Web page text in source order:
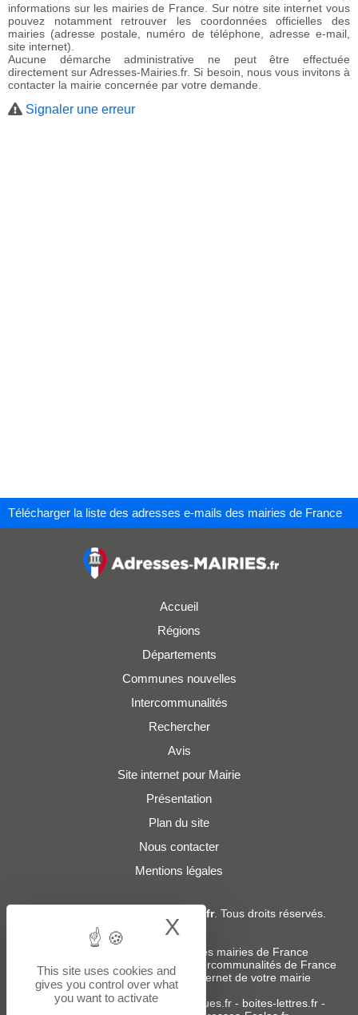
informations sur les mairies de France. Sur notre site internet vous
pouvez notamment retrouver les coordonnées officielles des
mairies (adresse postale, numéro de téléphone, adresse e-mail,
site internet).
Aucune démarche administrative ne peut être effectuée
directement sur Adresses-Mairies.fr. Si besoin, nous vous invitons à
contacter la mairie concernée par votre demande.
Signaler une erreur
Télécharger la liste des adresses e-mails des mairies de France
Accueil
Régions
Départements
Communes nouvelles
Intercommunalités
Rechercher
Avis
Site internet pour Mairie
Présentation
Plan du site
Nous contacter
Mentions légales
Adresses-Mairies.fr. Tous droits réservés.
Services :
Liste des adresses e-mails des mairies de France
Liste des adresses e-mails des intercommunalités de France
-Création ou refonte du site internet de votre mairie
Sites partenaires:donneespubliques.fr- boites-lettres.fr-
This site uses cookies and
gives you control over what
you want to activate
X